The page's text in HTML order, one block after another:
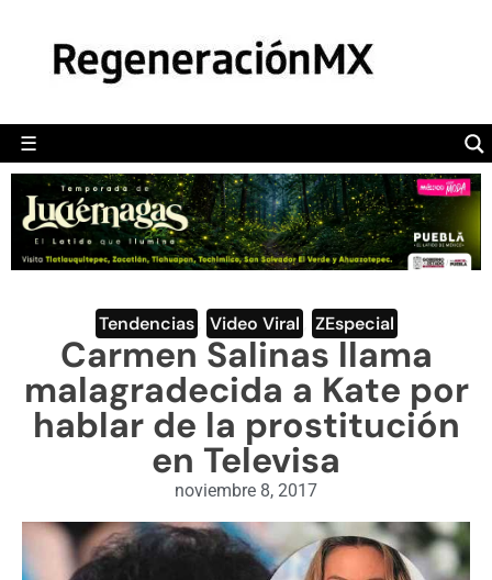
☰
POLÍTICA
CAMALEÓN
OPINIÓN
DEPORTES
ENGLISH SECTION
VIDEOS
Tendencias Video Viral ZEspecial
Carmen Salinas llama
malagradecida a Kate por
hablar de la prostitución
en Televisa
noviembre 8, 2017